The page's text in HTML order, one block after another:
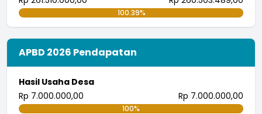
Lokasi
:
Masjid Jami Nurus Salam
Koordinator
Maulid Nabi Masjid Nuruttaufik
100.39%
APBD 2026 Pendapatan
Hasil Usaha Desa
Rp 7.000.000,00
Rp 7.000.000,00
100%